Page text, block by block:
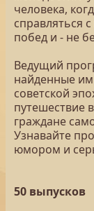
человека,
справляться
побед и - не
Ведущий
найденные им
советской
путешествие
граждане
Узнавайте
юмором и
50 выпусков